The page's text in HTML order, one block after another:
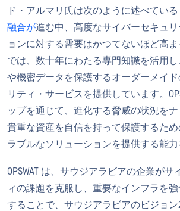
ド・アルマリ氏は次のように述べている
融合が進む中、高度なサイバーセキュ
ョンに対する需要はかつてないほど高ま
では、数十年にわたる専門知識を活用
や機密データを保護するオーダーメイ
リティ・サービスを提供しています。
ップを通じて、進化する脅威の状況を
貴重な資産を自信を持って保護するた
ラブルなソリューションを提供する能
OPSWAT は、サウジアラビアの企業が
ィの課題を克服し、重要なインフラを
することで、サウジアラビアのビジョン